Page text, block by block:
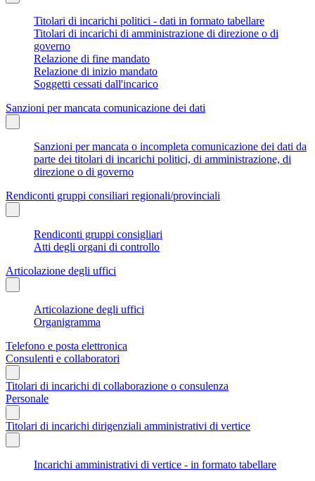
Titolari di incarichi politici - dati in formato tabellare
Titolari di incarichi di amministrazione di direzione o di
governo
Relazione di fine mandato
Relazione di inizio mandato
Soggetti cessati dall'incarico
Sanzioni per mancata comunicazione dei dati
Sanzioni per mancata o incompleta comunicazione dei dati da
parte dei titolari di incarichi politici, di amministrazione, di
direzione o di governo
Rendiconti gruppi consiliari regionali/provinciali
Rendiconti gruppi consigliari
Atti degli organi di controllo
Articolazione degli uffici
Articolazione degli uffici
Organigramma
Telefono e posta elettronica
Consulenti e collaboratori
Titolari di incarichi di collaborazione o consulenza
Personale
Titolari di incarichi dirigenziali amministrativi di vertice
Incarichi amministrativi di vertice - in formato tabellare